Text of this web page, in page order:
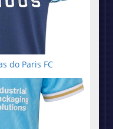
do Paris FC